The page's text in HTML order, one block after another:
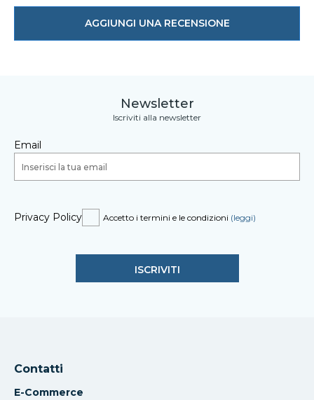
AGGIUNGI UNA RECENSIONE
Newsletter
Iscriviti alla newsletter
Email
Privacy Policy Accetto i termini e le condizioni (leggi)
Contatti
E-Commerce